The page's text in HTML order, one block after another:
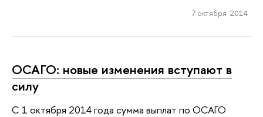
7 октября 2014
ОСАГО: новые изменения вступают в
силу
С 1 октября 2014 года сумма выплат по ОСАГО